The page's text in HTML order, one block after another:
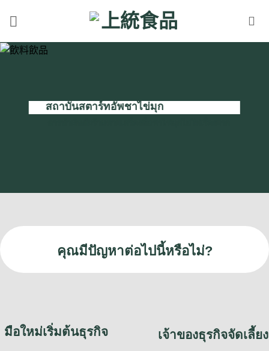
สถาบันสตาร์ทอัพชาไข่มุก
คุณมีปัญหาต่อไปนี้หรือไม่?
มือใหม่เริ่มต้นธุรกิจ เจ้าของธุรกิจจัดเลี้ยง